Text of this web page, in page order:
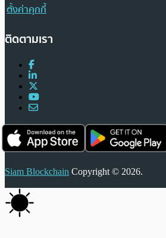
ตั้งค่าคุกกี้
ติดตามเรา
Siam Blockchain Copyright © 2026.